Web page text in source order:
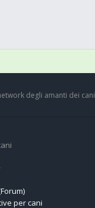
degli amanti dei cani
per cani